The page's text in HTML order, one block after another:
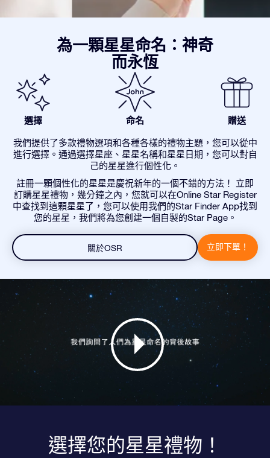
為一顆星星命名：神奇
而永恆
選擇 命名 贈送
我們提供了多款禮物選項和各種各樣的禮物主題，您可以從中
進行選擇。通過選擇星座、星星名稱和星星日期，您可以對自
己的星星進行個性化。
註冊一顆個性化的星星是慶祝新年的一個不錯的方法！ 立即
訂購星星禮物，幾分鐘之內，您就可以在Online Star Register
中查找到這顆星星了，您可以使用我們的Star Finder App找到
您的星星，我們將為您創建一個自製的Star Page。
關於OSR 立即下單！
選擇您的星星禮物！